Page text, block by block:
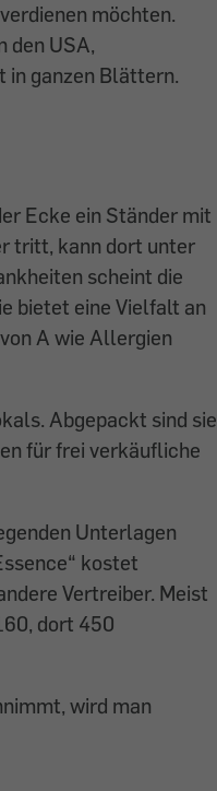
möchten.
den USA,
in ganzen Blättern.
Ecke ein Ständer mit
tritt, kann dort unter
scheint die
bietet eine Vielfalt an
A wie Allergien
Abgepackt sind sie
für frei verkäufliche
Unterlagen
kostet
Vertreiber. Meist
dort 450
wird man